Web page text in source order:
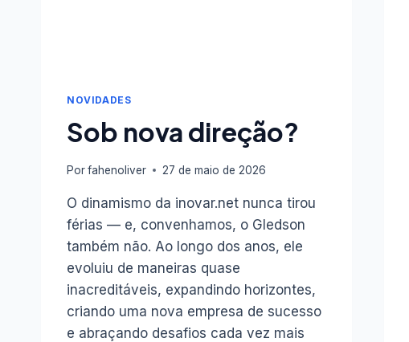
NOVIDADES
Sob nova direção?
Porfahenoliver 27 de maio de 2026
O dinamismo da inovar.net nunca tirou
férias — e, convenhamos, o Gledson
também não. Ao longo dos anos, ele
evoluiu de maneiras quase
inacreditáveis, expandindo horizontes,
criando uma nova empresa de sucesso
e abraçando desafios cada vez mais